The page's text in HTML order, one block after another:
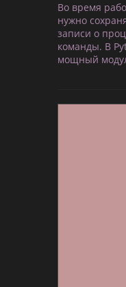
Во время
нужно
записи о
команды. В
мощный